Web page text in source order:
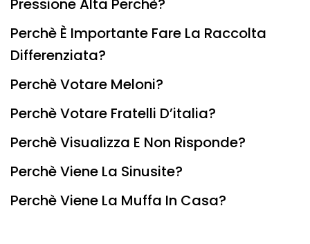
Pressione Alta Perchè?
Perchè È Importante Fare La Raccolta
Differenziata?
Perchè Votare Meloni?
Perchè Votare Fratelli D’italia?
Perchè Visualizza E Non Risponde?
Perchè Viene La Sinusite?
Perchè Viene La Muffa In Casa?